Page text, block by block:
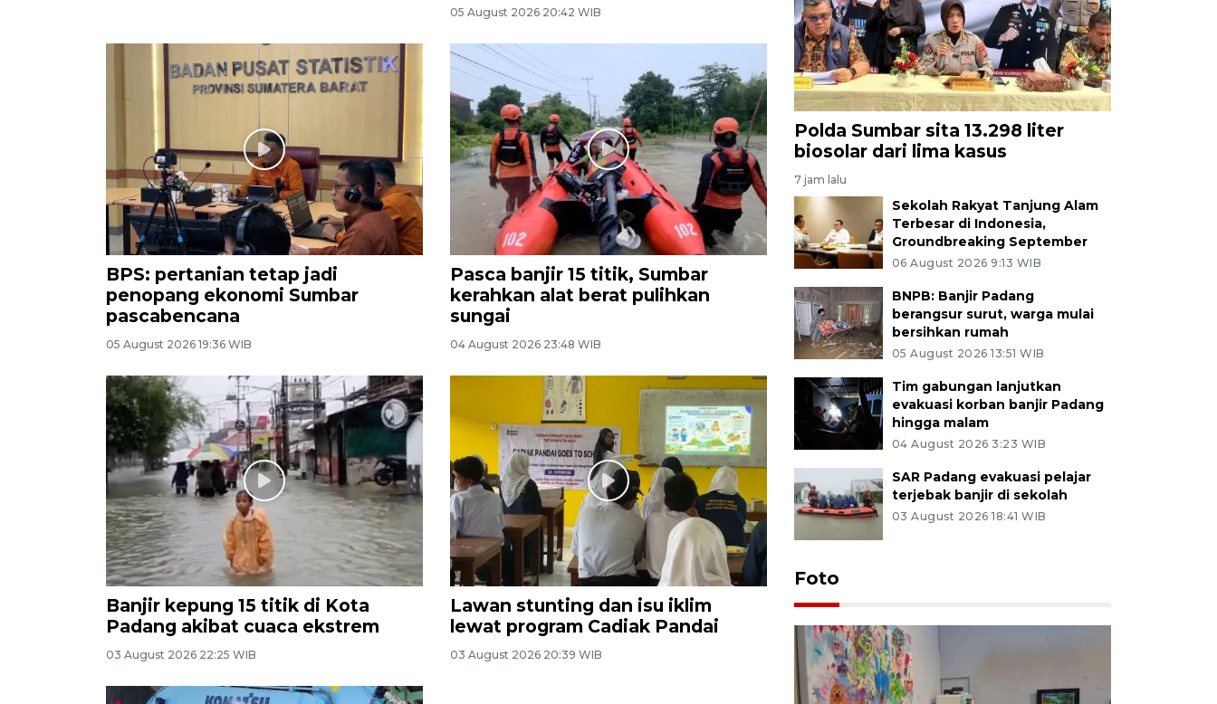
05 August 2026 20:42 WIB
BPS: pertanian tetap jadi
penopang ekonomi Sumbar
pascabencana
05 August 2026 19:36 WIB
Pasca banjir 15 titik, Sumbar
kerahkan alat berat pulihkan
sungai
04 August 2026 23:48 WIB
Banjir kepung 15 titik di Kota
Padang akibat cuaca ekstrem
03 August 2026 22:25 WIB
Lawan stunting dan isu iklim
lewat program Cadiak Pandai
03 August 2026 20:39 WIB
Polda Sumbar sita 13.298 liter
biosolar dari lima kasus
7 jam lalu
Sekolah Rakyat Tanjung Alam
Terbesar di Indonesia,
Groundbreaking September
06 August 2026 9:13 WIB
BNPB: Banjir Padang
berangsur surut, warga mulai
bersihkan rumah
05 August 2026 13:51 WIB
Tim gabungan lanjutkan
evakuasi korban banjir Padang
hingga malam
04 August 2026 3:23 WIB
SAR Padang evakuasi pelajar
terjebak banjir di sekolah
03 August 2026 18:41 WIB
Foto